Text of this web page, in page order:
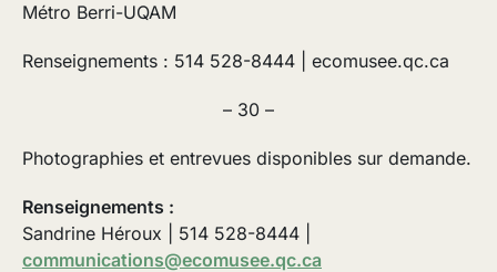
Métro Berri-UQAM
Renseignements : 514 528-8444 | ecomusee.qc.ca
– 30 –
Photographies et entrevues disponibles sur demande.
Renseignements :
Sandrine Héroux | 514 528-8444 |
communications@ecomusee.qc.ca